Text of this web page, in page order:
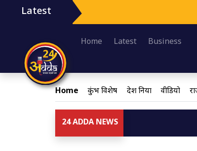
Latest
Home Latest Business
Home कुंभ विशेष देश दुनिया वीडियो
24 ADDA NEWS